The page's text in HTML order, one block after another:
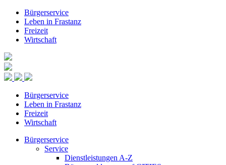
Bürgerservice
Leben in Frastanz
Freizeit
Wirtschaft
Bürgerservice
Leben in Frastanz
Freizeit
Wirtschaft
Bürgerservice
Service
Dienstleistungen A-Z